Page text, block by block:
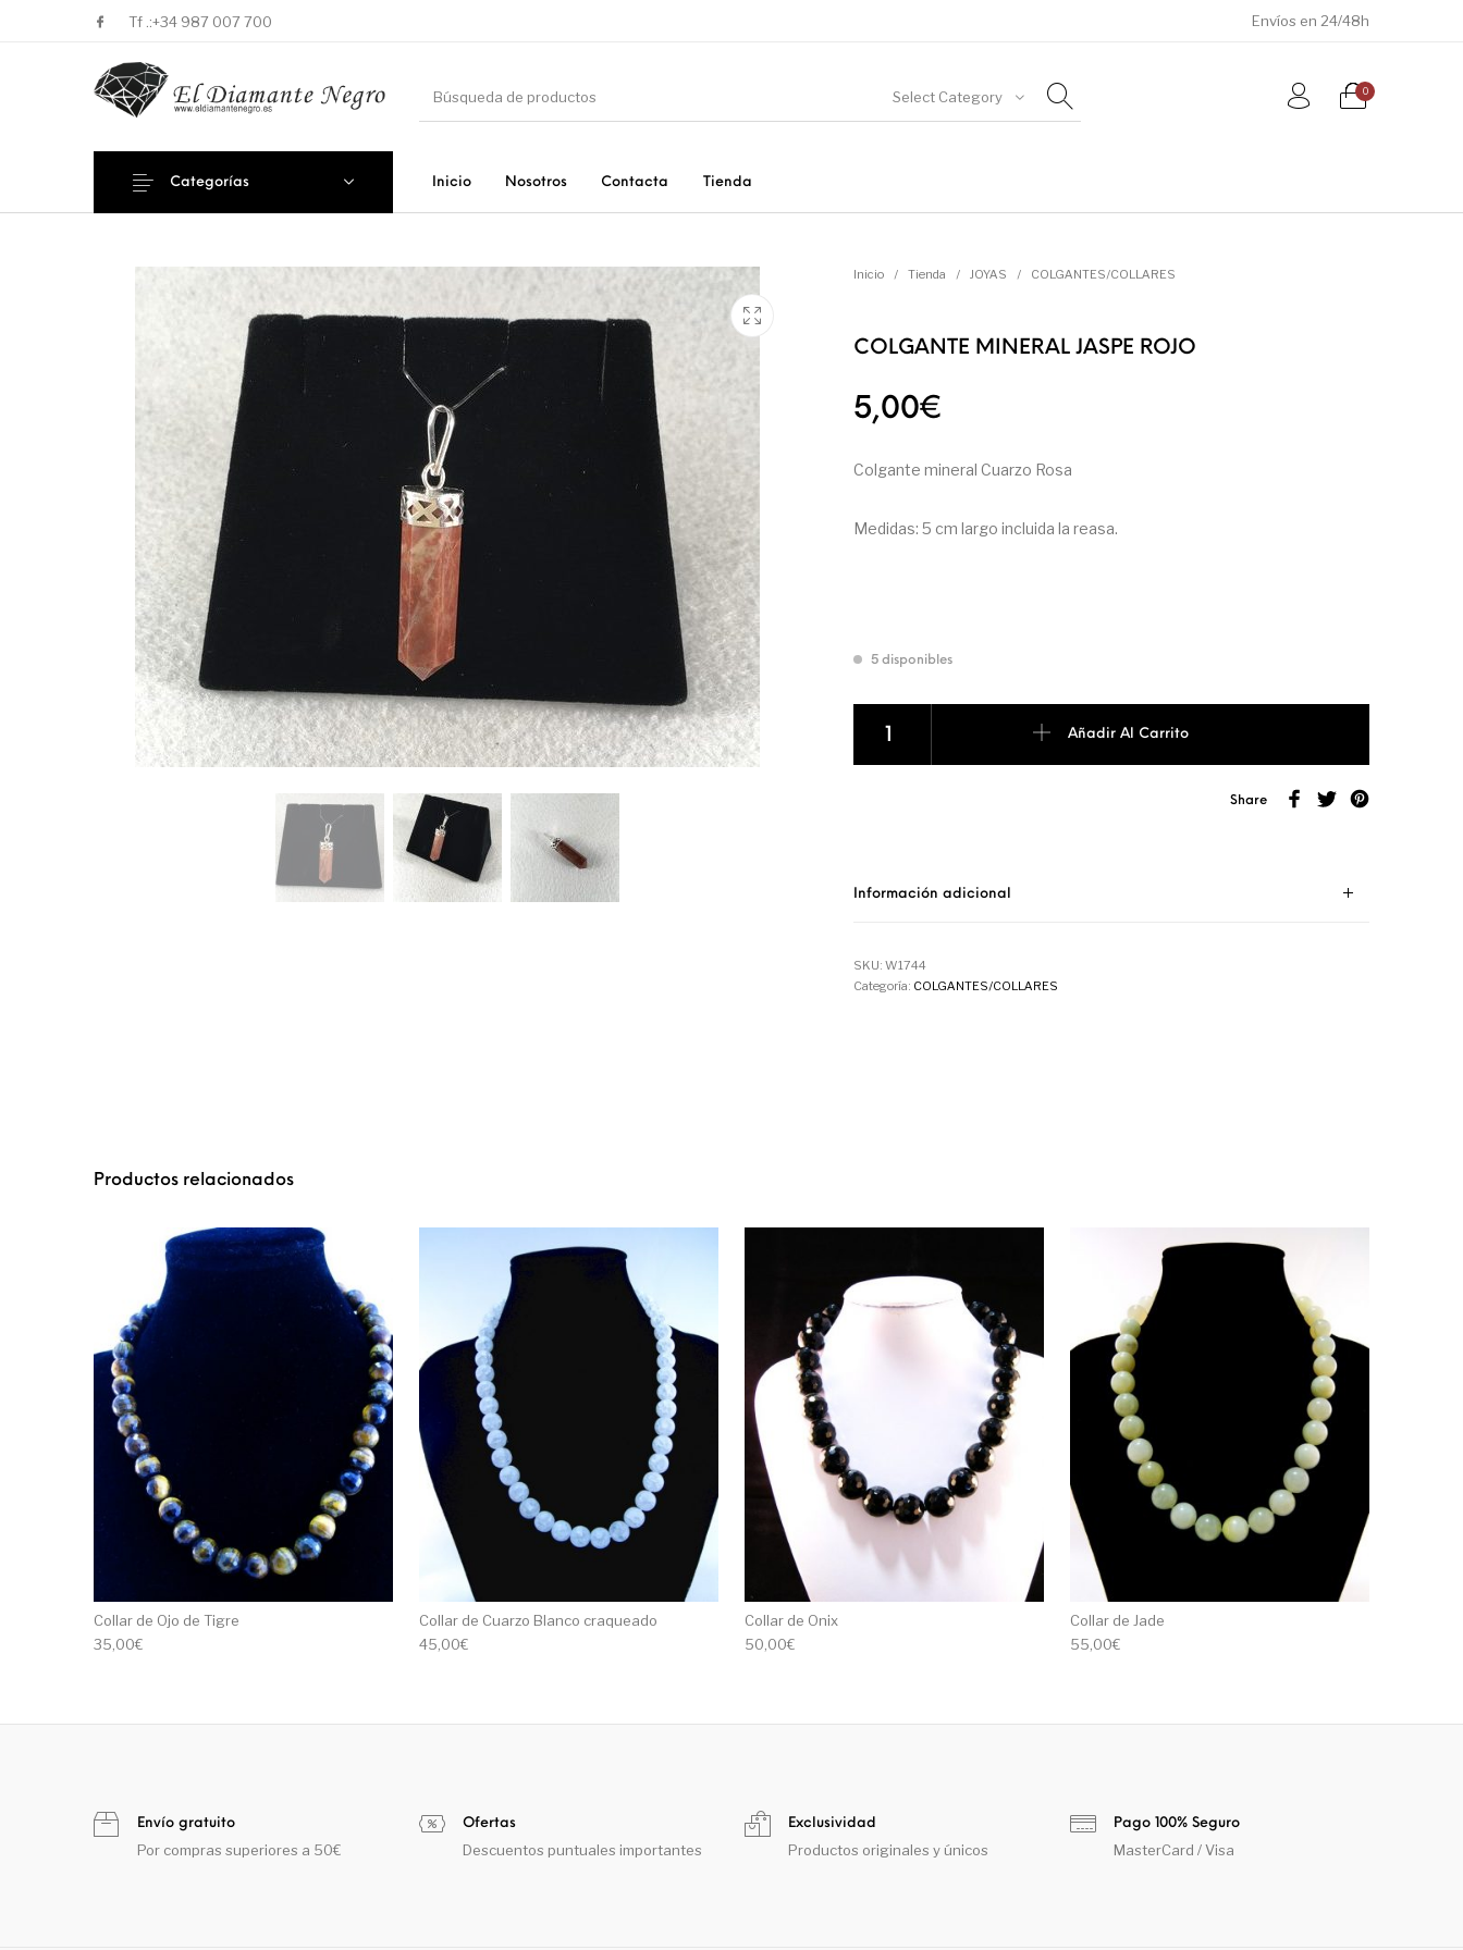
Tf .:+34 987 007 700 Envíos en 24/48h
Select Category 0
Inicio Nosotros Contacta Tienda
Categorías
MINERALES
CONSUMO
Inicio / Tienda / JOYAS / COLGANTES/COLLARES
COLGANTE MINERAL JASPE ROJO
5,00€
Colgante mineral Cuarzo Rosa
Medidas: 5 cm largo incluida la reasa.
5 disponibles
Añadir Al Carrito
Share
Información adicional
SKU: W1744
Categoría: COLGANTES/COLLARES
Productos relacionados
Collar de Ojo de Tigre
35,00€
Collar de Cuarzo Blanco craqueado
45,00€
Collar de Onix
50,00€
Collar de Jade
55,00€
Envío gratuito
Por compras superiores a 50€
Ofertas
Descuentos puntuales importantes
Exclusividad
Productos originales y únicos
Pago 100% Seguro
MasterCard / Visa